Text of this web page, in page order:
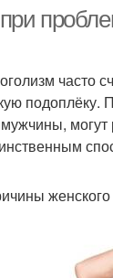
часто
женского